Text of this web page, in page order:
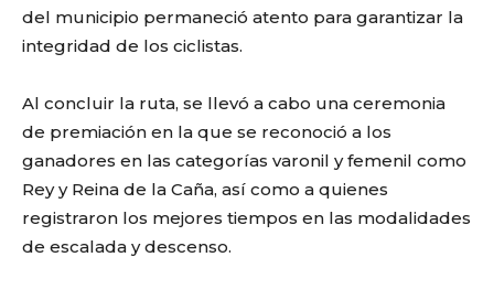
del municipio permaneció atento para garantizar la
integridad de los ciclistas.
Al concluir la ruta, se llevó a cabo una ceremonia
de premiación en la que se reconoció a los
ganadores en las categorías varonil y femenil como
Rey y Reina de la Caña, así como a quienes
registraron los mejores tiempos en las modalidades
de escalada y descenso.